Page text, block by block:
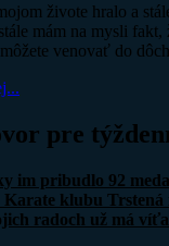
živote hralo a
mám na mysli
venovať do
pre
im pribudlo 92
Karate klubu
radoch už má